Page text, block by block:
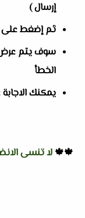
إرسال )
ثم إضغط على
سوف يتم عرض
الخطأ
يمكنك
🍁🍁 لا تنسى